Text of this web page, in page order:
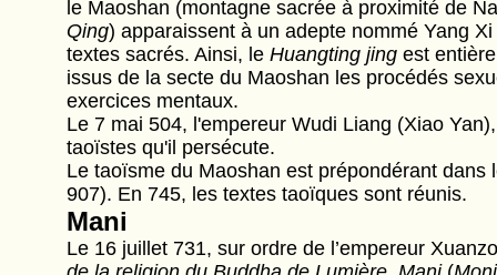
le Maoshan (montagne sacrée à proximité de
Qing) apparaissent à un adepte nommé Yang
textes sacrés. Ainsi, le Huangting jingest
issus de la secte du Maoshan les procédés
exercices mentaux.
Le 7 mai 504, l'empereur Wudi Liang (Xiao
taoïstes qu'il persécute.
Le taoïsme du Maoshan est prépondérant dans
907). En 745, les textes taoïques sont réunis.
Mani
Le 16 juillet 731, sur ordre de l’empereur